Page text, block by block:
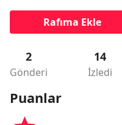
Rafıma Ekle
2
Gönderi
14
İzledi
Puanlar